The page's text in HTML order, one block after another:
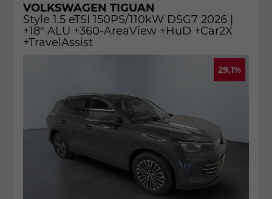
VOLKSWAGEN TIGUAN
Style 1.5 eTSI 150PS/110kW DSG7 2026 |
+18" ALU +360-AreaView +HuD +Car2X
+TravelAssist
29,1%